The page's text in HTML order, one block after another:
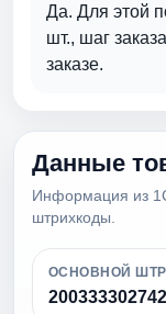
Да. Для этой
шт., шаг
заказе.
Данные
Информация из
штрихкоды.
ОСНОВНОЙ